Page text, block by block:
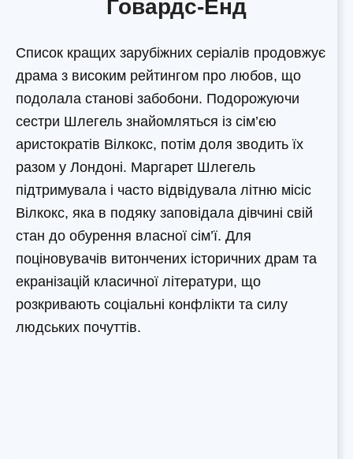
Говардс-Енд
Список кращих зарубіжних серіалів продовжує
драма з високим рейтингом про любов, що
подолала станові забобони. Подорожуючи
сестри Шлегель знайомляться із сім’єю
аристократів Вілкокс, потім доля зводить їх
разом у Лондоні. Маргарет Шлегель
підтримувала і часто відвідувала літню місіс
Вілкокс, яка в подяку заповідала дівчині свій
стан до обурення власної сім’ї. Для
поціновувачів витончених історичних драм та
екранізацій класичної літератури, що
розкривають соціальні конфлікти та силу
людських почуттів.